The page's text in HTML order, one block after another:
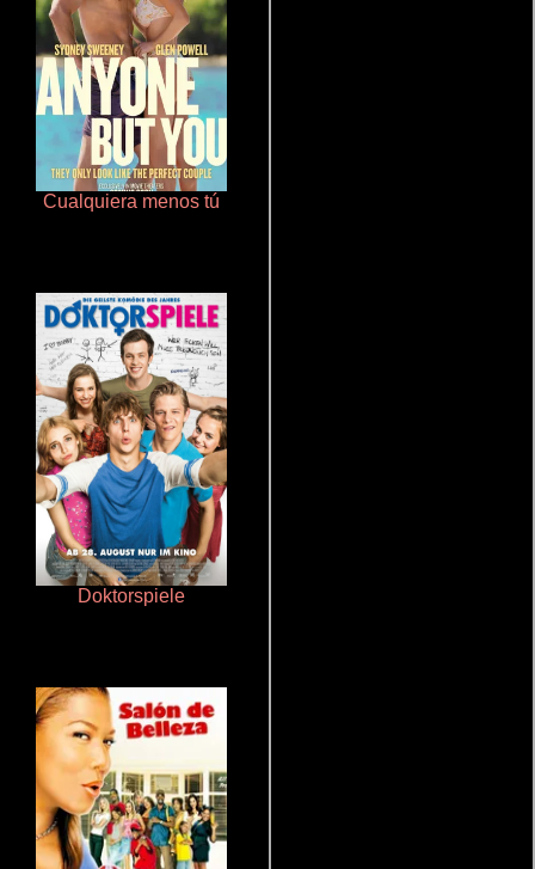
Cualquiera menos tú
Doktorspiele